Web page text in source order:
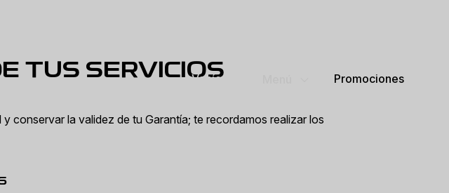
Vehículos Promociones
TUS SERVICIOS
conservar la validez de tu Garantía; te recordamos realizar los